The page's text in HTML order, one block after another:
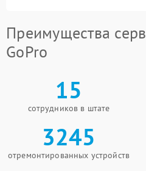
Преимущества
GoPro
15
сотрудников в штате
3245
отремонтированных устройств